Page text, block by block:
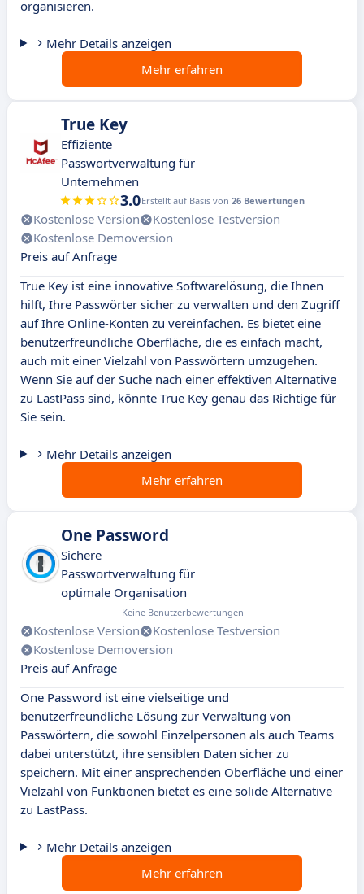
organisieren.
Mehr Details anzeigen
Mehr erfahren
True Key
Effiziente
Passwortverwaltung für
Unternehmen
3.0Erstellt auf Basis von 26 Bewertungen
Kostenlose Version
Kostenlose Testversion
Kostenlose Demoversion
Preis auf Anfrage
True Key ist eine innovative Softwarelösung, die Ihnen
hilft, Ihre Passwörter sicher zu verwalten und den Zugriff
auf Ihre Online-Konten zu vereinfachen. Es bietet eine
benutzerfreundliche Oberfläche, die es einfach macht,
auch mit einer Vielzahl von Passwörtern umzugehen.
Wenn Sie auf der Suche nach einer effektiven Alternative
zu LastPass sind, könnte True Key genau das Richtige für
Sie sein.
Mehr Details anzeigen
Mehr erfahren
One Password
Sichere
Passwortverwaltung für
optimale Organisation
Keine Benutzerbewertungen
Kostenlose Version
Kostenlose Testversion
Kostenlose Demoversion
Preis auf Anfrage
One Password ist eine vielseitige und
benutzerfreundliche Lösung zur Verwaltung von
Passwörtern, die sowohl Einzelpersonen als auch Teams
dabei unterstützt, ihre sensiblen Daten sicher zu
speichern. Mit einer ansprechenden Oberfläche und einer
Vielzahl von Funktionen bietet es eine solide Alternative
zu LastPass.
Mehr Details anzeigen
Mehr erfahren